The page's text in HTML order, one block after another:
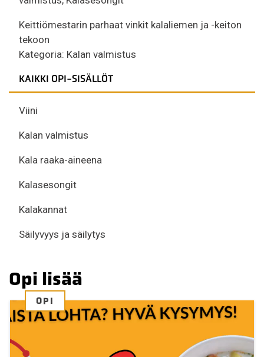
Keittiömestarin parhaat vinkit kalaliemen ja -keiton
tekoon
Kategoria: Kalan valmistus
KAIKKI OPI-SISÄLLÖT
Viini
Kalan valmistus
Kala raaka-aineena
Kalasesongit
Kalakannat
Säilyvyys ja säilytys
Opi lisää
OPI